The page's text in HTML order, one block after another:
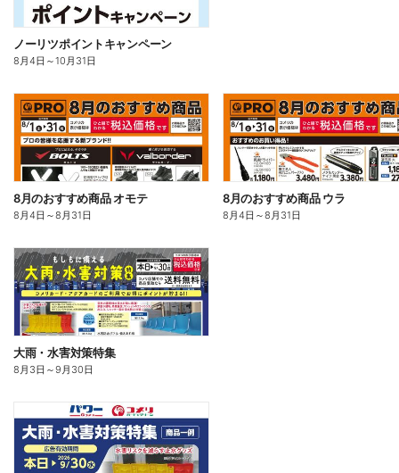
ノーリツポイントキャンペーン
8月4日 ～10月31日
8月のおすすめ商品 オモテ
8月4日 ～8月31日
8月のおすすめ商品 ウラ
8月4日 ～8月31日
大雨・水害対策特集
8月3日 ～9月30日